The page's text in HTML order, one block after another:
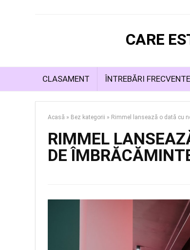
CARE
CLASAMENT ÎNTREBĂRI FRECVENTE
Acasă » Bez kategorii » Rimmel lansează o dată cu
RIMMEL
DE